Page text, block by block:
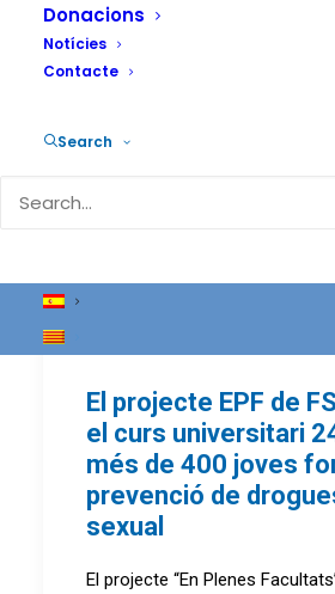
Donacions
Notícies
Contacte
Search
El projecte EPF de
el curs universitari
més de 400 joves
prevenció de
sexual
El projecte “En Plenes